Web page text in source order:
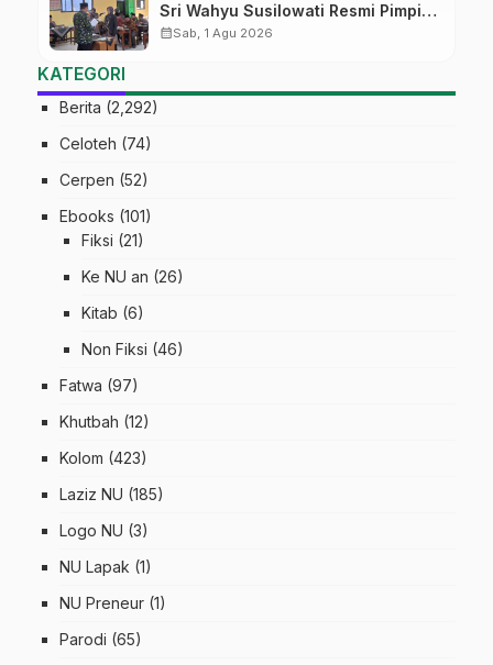
Sri Wahyu Susilowati Resmi Pimpin
MTs Ma’arif Sapuran
calendar_monthSab, 1 Agu 2026
KATEGORI
Berita (2,292)
Celoteh (74)
Cerpen (52)
Ebooks (101)
Fiksi (21)
Ke NU an (26)
Kitab (6)
Non Fiksi (46)
Fatwa (97)
Khutbah (12)
Kolom (423)
Laziz NU (185)
Logo NU (3)
NU Lapak (1)
NU Preneur (1)
Parodi (65)